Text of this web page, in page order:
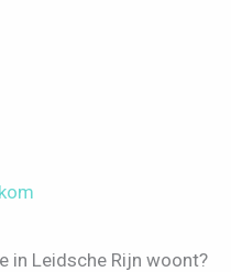
in Leidsche Rijn woont?